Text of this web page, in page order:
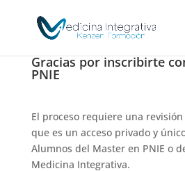
Gracias por inscribirte
PNIE
El proceso requiere una
que es un acceso privado y
Alumnos del Master en PNIE o
Medicina Integrativa.